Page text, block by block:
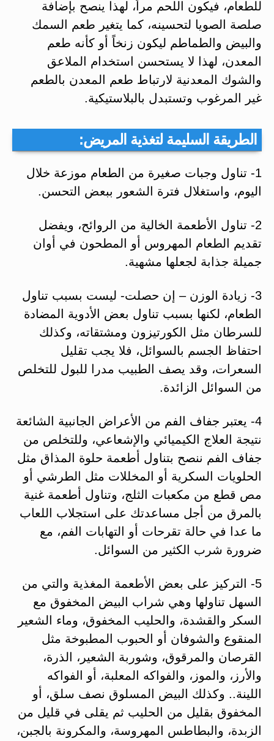
للطعام، فيكون اللحم مراً، لهذا ينصح بإضافة
صلصة الصويا لتحسينه، كما يتغير طعم السمك
والبيض والطماطم ليكون زنخاً أو كأنه طعم
المعدن، لهذا لا يستحسن استخدام الملاعق
والشوك المعدنية لارتباط طعم المعدن بالطعم
غير المرغوب وتستبدل بالبلاستيكية.
الطريقة السليمة لتغذية المريض:
1- تناول وجبات صغيرة من الطعام موزعة خلال
اليوم، واستغلال فترة الشعور ببعض التحسن.
2- تناول الأطعمة الخالية من الروائح، ويفضل
تقديم الطعام المهروس أو المطحون في أوان
جميلة جذابة لجعلها مشهية.
3- زيادة الوزن – إن حصلت- ليست بسبب تناول
الطعام، لكنها بسبب تناول بعض الأدوية المضادة
للسرطان مثل الكورتيزون ومشتقاته، وكذلك
احتفاظ الجسم بالسوائل، فلا يجب تقليل
السعرات، وقد يصف الطبيب مدرا للبول للتخلص
من السوائل الزائدة.
4- يعتبر جفاف الفم من الأعراض الجانبية الشائعة
نتيجة العلاج الكيميائي والإشعاعي، وللتخلص من
جفاف الفم ننصح بتناول أطعمة حلوة المذاق مثل
الحلويات السكرية أو المخللات مثل الطرشي أو
مص قطع من مكعبات الثلج، وتناول أطعمة غنية
بالمرق من أجل مساعدتك على استجلاب اللعاب
ما عدا في حالة تقرحات أو التهابات الفم، مع
ضرورة شرب الكثير من السوائل.
5- التركيز على بعض الأطعمة المغذية والتي من
السهل تناولها وهي شراب البيض المخفوق مع
السكر والقشدة، والحليب المخفوق، وماء الشعير
المنقوع والشوفان أو الحبوب المطبوخة مثل
القرصان والمرقوق، وشوربة الشعير، الذرة،
والأرز، والموز، والفواكه المعلبة، أو الفواكه
اللينة.. وكذلك البيض المسلوق نصف سلق، أو
المخفوق بقليل من الحليب ثم يقلى في قليل من
الزبدة، والبطاطس المهروسة، والمكرونة بالجبن،